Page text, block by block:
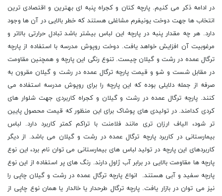
در ادامه ذکر می کنیم. پارچه کتان و کجراه پنبه ای بهترین و اقتصادی ترین
انتخاب ها جهت دوخت یونیفرم مشاغلی هستند که خطر بالایی در آن ها وجود
دارد. هر چه مقدار پنبه در پارچه این لباس بیشتر باشد تبادل حرارتی بالاتر و
مرغوبیت آن افزایش خواهد یافت. دوخت روپوش مدرسه با استفاده از پارچه
ترگال عمده در رشت و گیلان چیست. تنوع رنگی این پارچه و همچنین مقاومت
در مقابل شست و شو و قیمت پارچه ترگال عمده در رشت و گیلان مقرون به
صرفه از جمله دلایلی بوده که این پارچه را برای روپوش مدرسه استفاده می
کنند. پارچه ترگال عمده در رشت و گیلان و کجراه کاربردی جهت شلوار های
کردی کدامند. در تولیدی های پوشاک برای این منظور که قیمت محصول پایین
تر شود، الیاف ارزان تری مانند فلامنت با تراکم کمتر کاربرد دارد. لباس
بیمارستانی در کاربرد پارچه ترگال عمده در رشت و گیلان می باشد. از دیگر
کاربردهای این پارچه در تولید لباس های بیمارستانی می توان نام برد، این نوع
پارچه ها مقاومت بالایی در برابر آب ژاول دارند. رنگ های پر استفاده از این نوع
پارچه سفید و آبی هستند. انواع پارچه ترگال عمده در رشت و گیلان چاپی را
نیز می توان در بازار یافت. پارچه ترگال طرحدار یا خالدار یا همان نوع چاپی از